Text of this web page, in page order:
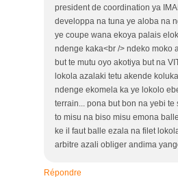
president de coordination ya
developpa na tuna ye aloba na
ye coupe wana ekoya palais
ndenge kaka<br /> ndeko moko
but te mutu oyo akotiya but na
lokola azalaki tetu akende
ndenge ekomela ka ye lokolo
terrain... pona but bon na yebi
to misu na biso misu emona
ke il faut balle ezala na filet
arbitre azali obliger andima
Répondre